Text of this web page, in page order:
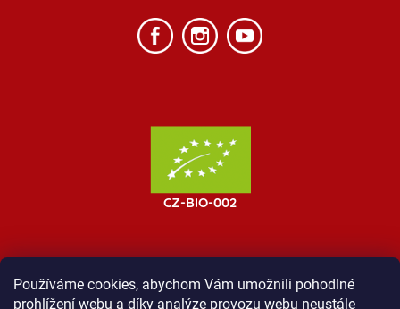
Používáme cookies, abychom Vám umožnili pohodlné
prohlížení webu a díky analýze provozu webu neustále